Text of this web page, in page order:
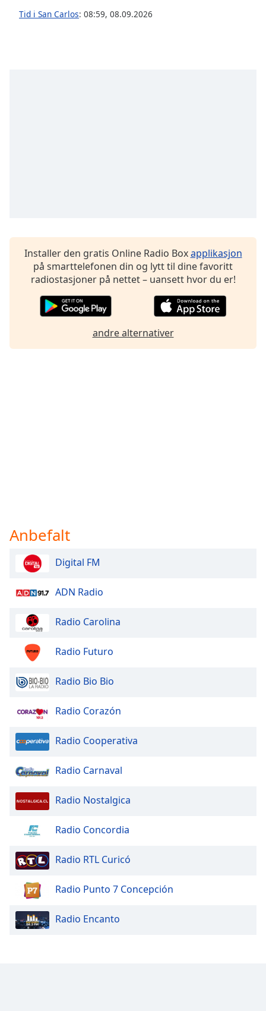
Style
Tid i San Carlos: 08:59, 08.09.2026
Installer den gratis Online Radio Boxapplikasjon
på smarttelefonen din og lytt til dine favoritt
radiostasjoner på nettet – uansett hvor du er!
andre alternativer
Anbefalt
Digital FM
ADN Radio
Radio Carolina
Radio Futuro
Radio Bio Bio
Radio Corazón
Radio Cooperativa
Radio Carnaval
Radio Nostalgica
Radio Concordia
Radio RTL Curicó
Radio Punto 7 Concepción
Radio Encanto